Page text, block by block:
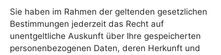
Sie haben im Rahmen der geltenden gesetzlichen
Bestimmungen jederzeit das Recht auf
unentgeltliche Auskunft über Ihre gespeicherten
personenbezogenen Daten, deren Herkunft und